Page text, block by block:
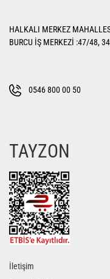
Ürün açıklamasında
Bu ürüne benzer farklı
HALKALI MERKEZ
BURCU İŞ MERKEZİ :47/48,
0546 800 00 50
TAYZON
İletişim